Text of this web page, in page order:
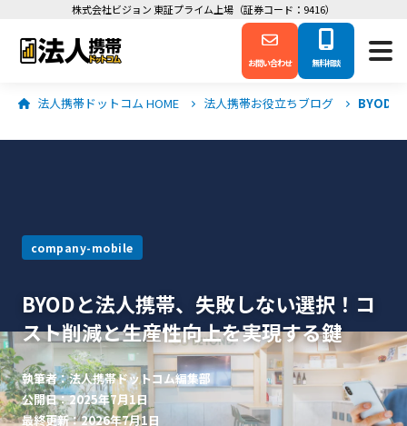
株式会社ビジョン 東証プライム上場（証券コード：9416）
お問い合わせ 無料相談
法人携帯ドットコム HOME 法人携帯お役立ちブログ BYOD
company-mobile
BYODと法人携帯、失敗しない選択！コ
スト削減と生産性向上を実現する鍵
執筆者：法人携帯ドットコム編集部
公開日：2025年7月1日
最終更新：2026年7月1日